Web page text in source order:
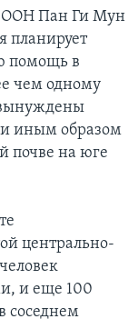
ООН Пан Ги Мун
планирует
помощь в
чем одному
иным образом
почве на юге
центрально-
и еще 100
соседнем